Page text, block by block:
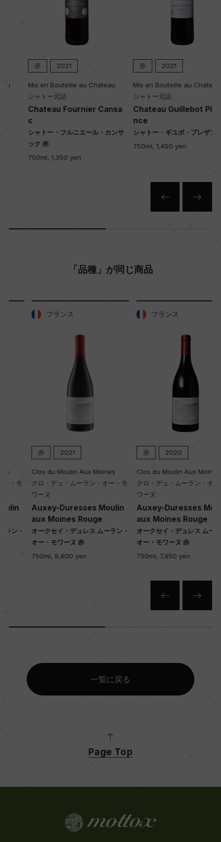
2021
Mis en Bouteille au Chateau
シャトー元詰
Chateau Fournier Cansa
シャトー・フルニエール・カンサ
ック 赤
750ml, 1,350 yen
2021
Mis en Bouteille au Chateau
シャトー元詰
Chateau Guillebot Plaisa
シャトー・ギユボ・プレザンス 赤
750ml, 1,450 yen
「品種」が同じ商品
フランス
2021
Clos du Moulin Aux Moines
クロ・デュ・ムーラン・オー・モ
Auxey-Duresses Moulin
aux Moines Rouge
オークセイ・デュレス ムーラン・
オー・モワーヌ 赤
750ml, 8,800 yen
フランス
2020
Clos du Moulin Aux Moines
クロ・デュ・ムーラン・オー・モ
Auxey-Duresses Moulin
aux Moines Rouge
オークセイ・デュレス ムーラン・
オー・モワーヌ 赤
750ml, 7,950 yen
一覧に戻る
Page Top